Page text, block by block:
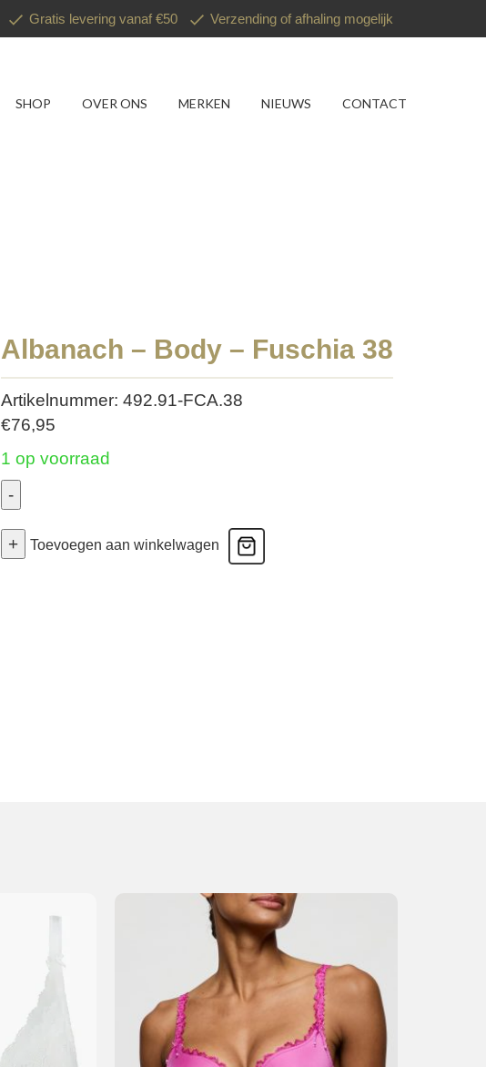
Gratis levering vanaf €50 Verzending of afhaling mogelijk
SHOP OVER ONS MERKEN NIEUWS CONTACT
Albanach – Body – Fuschia 38
Artikelnummer: 492.91-FCA.38
€76,95
1 op voorraad
-
+ Toevoegen aan winkelwagen